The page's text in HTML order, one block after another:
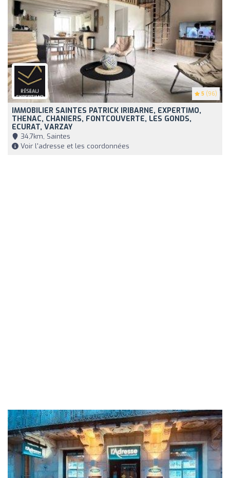
5 (96)
IMMOBILIER SAINTES PATRICK IRIBARNE, EXPERTIMO,
THENAC, CHANIERS, FONTCOUVERTE, LES GONDS,
ECURAT, VARZAY
34,7km, Saintes
Voir l'adresse et les coordonnées